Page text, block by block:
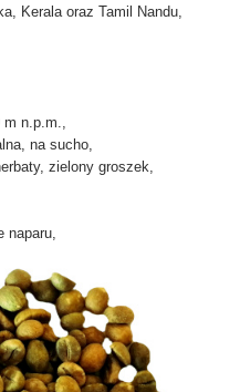
Kerala oraz Tamil Nandu,
m n.p.m.,
na sucho,
zielony groszek,
naparu,